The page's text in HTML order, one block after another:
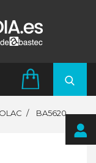
BA5620